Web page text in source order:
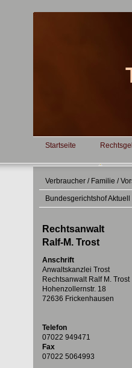
Startseite
Verbraucher / Familie /
Bundesgerichtshof Aktuell
Ralf-M. Trost
Anschrift
Anwaltskanzlei Trost
Rechtsanwalt Ralf M. Trost
Hohenzollernstr. 18
72636 Frickenhausen
Telefon
07022 949471
Fax
07022 5064993